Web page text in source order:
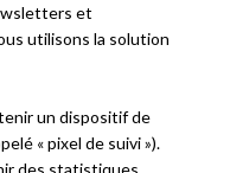
et
utilisons la solution
un dispositif de
« pixel de suivi »).
des statistiques